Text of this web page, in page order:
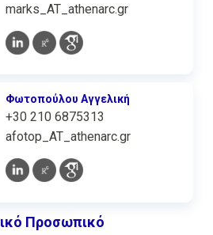
marks_AT_athenarc.gr
Φωτοπούλου Αγγελική
+30 210 6875313
afotop_AT_athenarc.gr
Προσωπικό